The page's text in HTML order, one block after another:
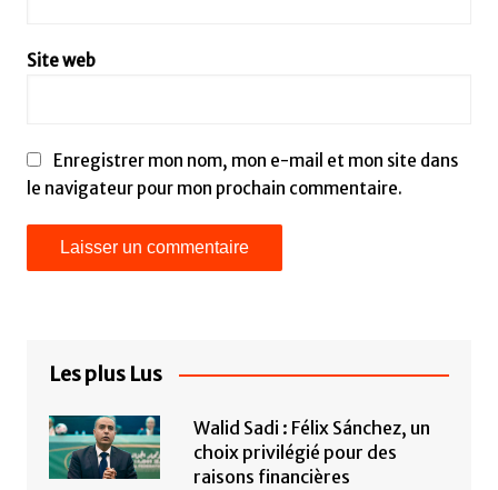
Site web
Enregistrer mon nom, mon e-mail et mon site dans
le navigateur pour mon prochain commentaire.
Les plus Lus
Walid Sadi : Félix Sánchez, un
choix privilégié pour des
raisons financières